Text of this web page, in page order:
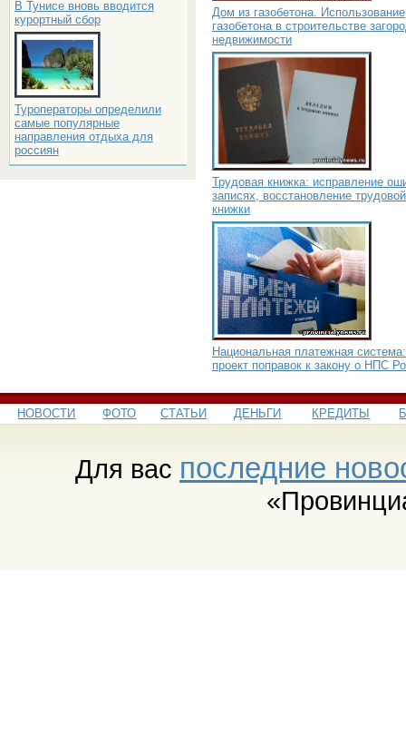
В Тунисе вновь вводится
курортный сбор
Туроператоры определили
самые популярные
направления отдыха для
россиян
Дом из газобетона. Использование
газобетона в строительстве
недвижимости
Трудовая книжка: исправление
записях, восстановление трудовой
книжки
Национальная платежная система:
проект поправок к закону о НПС
НОВОСТИ ФОТО СТАТЬИ ДЕНЬГИ КРЕДИТЫ
Для вас последние